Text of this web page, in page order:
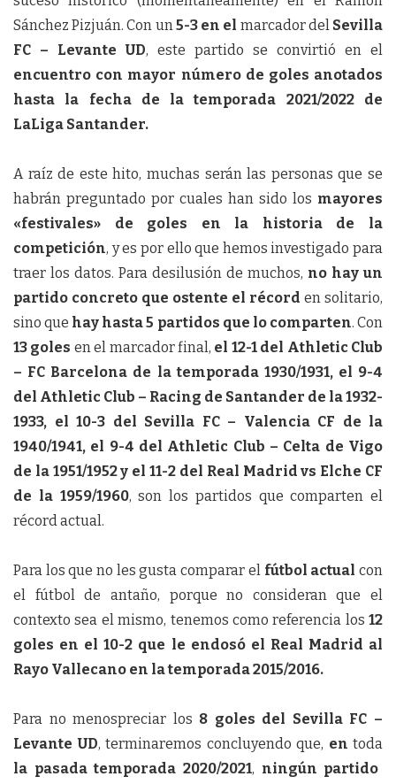
Sánchez Pizjuán. Con un5-3 en el marcador del Sevilla
FC – Levante UD, este partido se convirtió en el
encuentro con mayor número de goles anotados
hasta la fecha de la temporada 2021/2022 de
LaLiga Santander.
A raíz de este hito, muchas serán las personas que se
habrán preguntado por cuales han sido los mayores
«festivales» de goles en la historia de la
competición, y es por ello que hemos investigado para
traer los datos. Para desilusión de muchos, no hay un
partido concreto que ostente el récord en solitario,
sino que hay hasta 5 partidos que lo comparten. Con
13 goles en el marcador final, el 12-1 del Athletic Club
– FC Barcelona de la temporada 1930/1931, el 9-4
del Athletic Club – Racing de Santander de la 1932-
1933, el 10-3 del Sevilla FC – Valencia CF de la
1940/1941, el 9-4 del Athletic Club – Celta de Vigo
de la 1951/1952 y el 11-2 del Real Madrid vs Elche CF
de la 1959/1960, son los partidos que comparten el
récord actual.
Para los que no les gusta comparar elfútbol actual con
el fútbol de antaño, porque no consideran que el
contexto sea el mismo, tenemos como referencia los 12
goles en el 10-2 que le endosó el Real Madrid al
Rayo Vallecano en la temporada 2015/2016.
Para no menospreciar los 8 goles del Sevilla FC –
Levante UD, terminaremos concluyendo que, en toda
la pasada temporada 2020/2021, ningún partido